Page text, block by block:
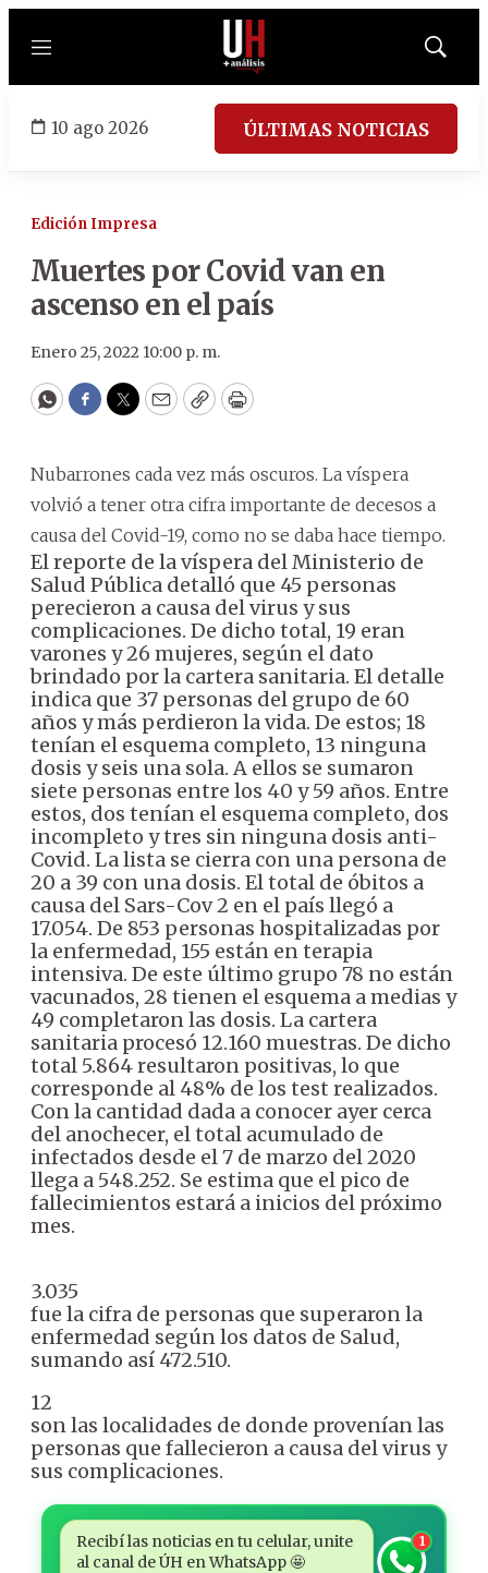
Menú
Mostrar
10 ago 2026 ÚLTIMAS NOTICIAS
Edición Impresa
Muertes por Covid van en
ascenso en el país
Enero 25, 2022 10:00 p. m.
WhatsApp
Facebook
Twitter
EmailCopyPrint
Nubarrones cada vez más oscuros. La víspera
volvió a tener otra cifra importante de decesos a
causa del Covid-19, como no se daba hace tiempo.
El reporte de la víspera del Ministerio de
Salud Pública detalló que 45 personas
perecieron a causa del virus y sus
complicaciones. De dicho total, 19 eran
varones y 26 mujeres, según el dato
brindado por la cartera sanitaria. El detalle
indica que 37 personas del grupo de 60
años y más perdieron la vida. De estos; 18
tenían el esquema completo, 13 ninguna
dosis y seis una sola. A ellos se sumaron
siete personas entre los 40 y 59 años. Entre
estos, dos tenían el esquema completo, dos
incompleto y tres sin ninguna dosis anti-
Covid. La lista se cierra con una persona de
20 a 39 con una dosis. El total de óbitos a
causa del Sars-Cov 2 en el país llegó a
17.054. De 853 personas hospitalizadas por
la enfermedad, 155 están en terapia
intensiva. De este último grupo 78 no están
vacunados, 28 tienen el esquema a medias y
49 completaron las dosis. La cartera
sanitaria procesó 12.160 muestras. De dicho
total 5.864 resultaron positivas, lo que
corresponde al 48% de los test realizados.
Con la cantidad dada a conocer ayer cerca
del anochecer, el total acumulado de
infectados desde el 7 de marzo del 2020
llega a 548.252. Se estima que el pico de
fallecimientos estará a inicios del próximo
mes.
3.035
fue la cifra de personas que superaron la
enfermedad según los datos de Salud,
sumando así 472.510.
12
son las localidades de donde provenían las
personas que fallecieron a causa del virus y
sus complicaciones.
Recibí las noticias en tu celular, unite
al canal de ÚH en WhatsApp 🤩
1